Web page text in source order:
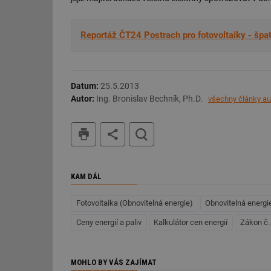
Reportáž ČT24 Postrach pro fotovoltaiky -
Datum: 25.5.2013
Autor: Ing. Bronislav Bechník, Ph.D. všechny články
tisk
KAM DÁL
Fotovoltaika (Obnovitelná energie) Obnovitelná
Ceny energií a paliv Kalkulátor cen energií Zákon
MOHLO BY VÁS ZAJÍMAT